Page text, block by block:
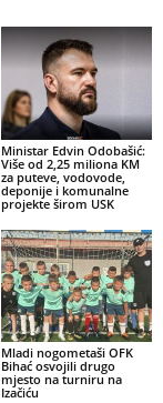
Ministar Edvin Odobašić:
Više od 2,25 miliona KM
za puteve, vodovode,
deponije i komunalne
projekte širom USK
Mladi nogometaši OFK
Bihać osvojili drugo
mjesto na turniru na
Izačiću